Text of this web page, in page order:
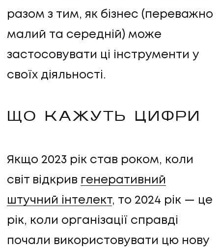
разом з тим, як бізнес (переважно
малий та середній) може
застосовувати ці інструменти у
своїх діяльності.
ЩО КАЖУТЬ ЦИФРИ
Якщо 2023 рік став роком, коли
світ відкрив генеративний
штучний інтелект, то 2024 рік — це
рік, коли організації справді
почали використовувати цю нову